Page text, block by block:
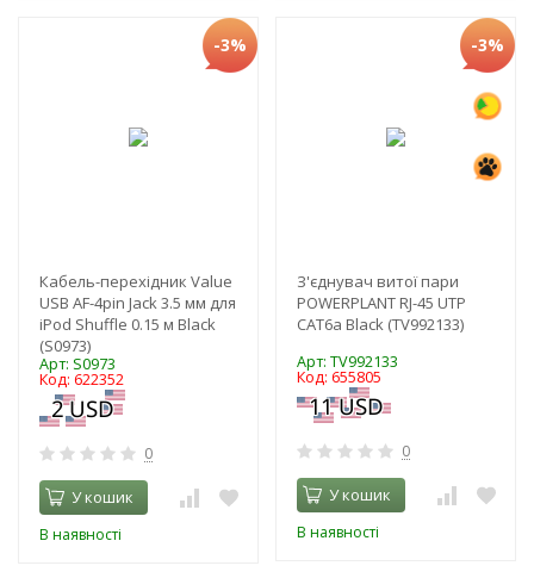
-3%
Кабель-перехідник Value
USB AF-4pin Jack 3.5 мм для
iPod Shuffle 0.15 м Black
(S0973)
Арт: S0973
Код: 622352
0
У кошик
В наявності
-3%
З'єднувач витої пари
POWERPLANT RJ-45 UTP
CAT6a Black (TV992133)
Арт: TV992133
Код: 655805
0
У кошик
В наявності